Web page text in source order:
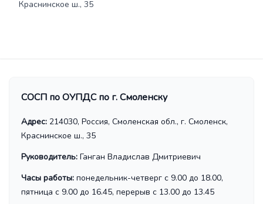
Краснинское ш., 35
СОСП по ОУПДС по г. Смоленску
Адрес: 214030, Россия, Смоленская обл., г. Смоленск,
Краснинское ш., 35
Руководитель: Ганган Владислав Дмитриевич
Часы работы: понедельник-четверг с 9.00 до 18.00,
пятница с 9.00 до 16.45, перерыв с 13.00 до 13.45